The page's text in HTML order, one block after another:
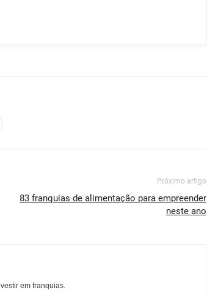
Próximo artigo
83 franquias de alimentação para empreender
neste ano
em franquias.